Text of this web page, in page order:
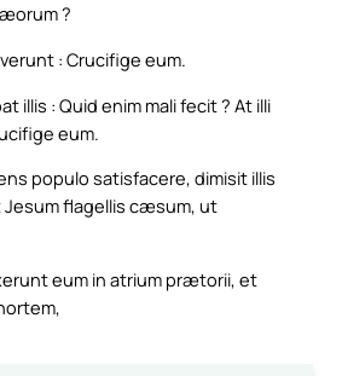
?
: Crucifige eum.
illis : Quid enim mali fecit ? At illi
eum.
populo satisfacere, dimisit illis
Jesum flagellis cæsum, ut
eum in atrium prætorii, et